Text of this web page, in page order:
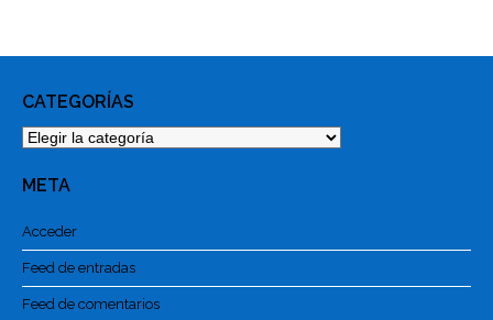
CATEGORÍAS
Categorías
META
Acceder
Feed de entradas
Feed de comentarios